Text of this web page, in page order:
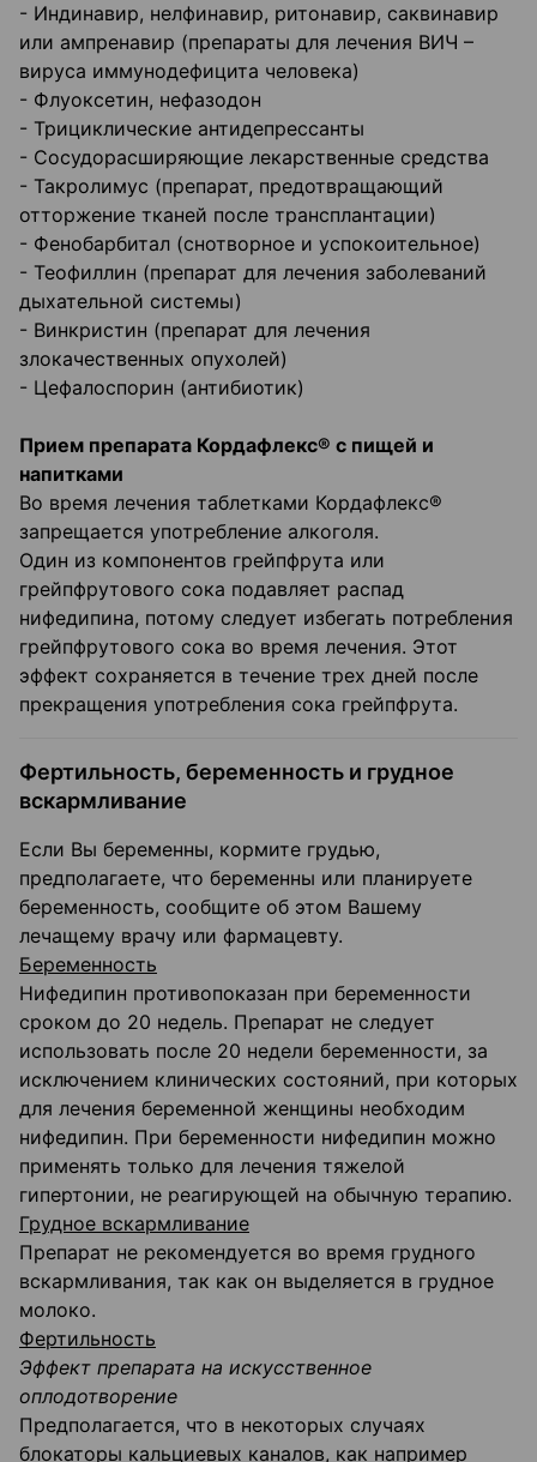
- Индинавир, нелфинавир, ритонавир, саквинавир
или ампренавир (препараты для лечения ВИЧ –
вируса иммунодефицита человека)
- Флуоксетин, нефазодон
- Трициклические антидепрессанты
- Сосудорасширяющие лекарственные средства
- Такролимус (препарат, предотвращающий
отторжение тканей после трансплантации)
- Фенобарбитал (снотворное и успокоительное)
- Теофиллин (препарат для лечения заболеваний
дыхательной системы)
- Винкристин (препарат для лечения
злокачественных опухолей)
- Цефалоспорин (антибиотик)
Прием препарата Кордафлекс® с пищей и
напитками
Во время лечения таблетками Кордафлекс®
запрещается употребление алкоголя.
Один из компонентов грейпфрута или
грейпфрутового сока подавляет распад
нифедипина, потому следует избегать потребления
грейпфрутового сока во время лечения. Этот
эффект сохраняется в течение трех дней после
прекращения употребления сока грейпфрута.
Фертильность, беременность и грудное
вскармливание
Если Вы беременны, кормите грудью,
предполагаете, что беременны или планируете
беременность, сообщите об этом Вашему
лечащему врачу или фармацевту.
Беременность
Нифедипин противопоказан при беременности
сроком до 20 недель. Препарат не следует
использовать после 20 недели беременности, за
исключением клинических состояний, при которых
для лечения беременной женщины необходим
нифедипин. При беременности нифедипин можно
применять только для лечения тяжелой
гипертонии, не реагирующей на обычную терапию.
Грудное вскармливание
Препарат не рекомендуется во время грудного
вскармливания, так как он выделяется в грудное
молоко.
Фертильность
Эффект препарата на искусственное
оплодотворение
Предполагается, что в некоторых случаях
блокаторы кальциевых каналов, как например